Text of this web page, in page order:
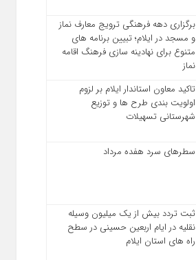
برگزاری دهه فرهنگی ترویج معارف نماز
و مسجد در ایلام؛ تبیین برنامه‌ های
متنوع برای نهادینه‌ سازی فرهنگ اقامه
نماز
تاکید معاون استاندار ایلام بر لزوم
اولویت‌ بندی طرح‌ ها و توزیع
شهرستانی تسهیلات
سطرهای سرد هفده مرداد
ثبت تردد بیش از یک میلیون وسیله
نقلیه در ایام اربعین حسینی در سطح
راه‌ های استان ایلام